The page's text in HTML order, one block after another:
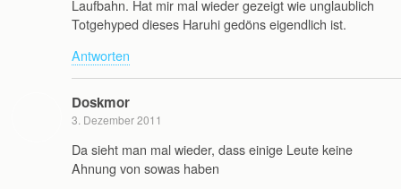
Laufbahn. Hat mir mal wieder gezeigt wie unglaublich
Totgehyped dieses Haruhi gedöns eigendlich ist.
Antworten
Doskmor
3. Dezember 2011
Da sieht man mal wieder, dass einige Leute keine
Ahnung von sowas haben